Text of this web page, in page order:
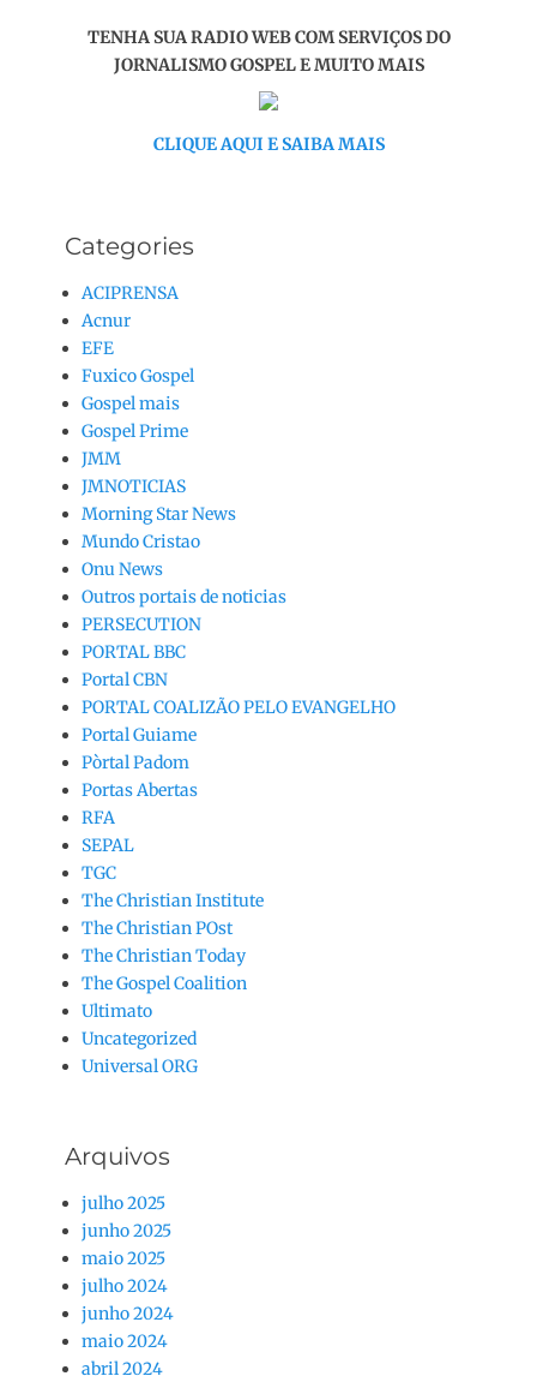
TENHA SUA RADIO WEB COM SERVIÇOS DO
JORNALISMO GOSPEL E MUITO MAIS
CLIQUE AQUI E SAIBA MAIS
Categories
ACIPRENSA
Acnur
EFE
Fuxico Gospel
Gospel mais
Gospel Prime
JMM
JMNOTICIAS
Morning Star News
Mundo Cristao
Onu News
Outros portais de noticias
PERSECUTION
PORTAL BBC
Portal CBN
PORTAL COALIZÃO PELO EVANGELHO
Portal Guiame
Pòrtal Padom
Portas Abertas
RFA
SEPAL
TGC
The Christian Institute
The Christian POst
The Christian Today
The Gospel Coalition
Ultimato
Uncategorized
Universal ORG
Arquivos
julho 2025
junho 2025
maio 2025
julho 2024
junho 2024
maio 2024
abril 2024